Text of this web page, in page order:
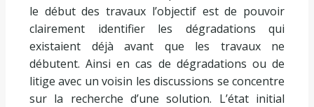
le début des travaux l’objectif est de pouvoir
clairement identifier les dégradations qui
existaient déjà avant que les travaux ne
débutent. Ainsi en cas de dégradations ou de
litige avec un voisin les discussions se concentre
sur la recherche d’une solution. L’état initial